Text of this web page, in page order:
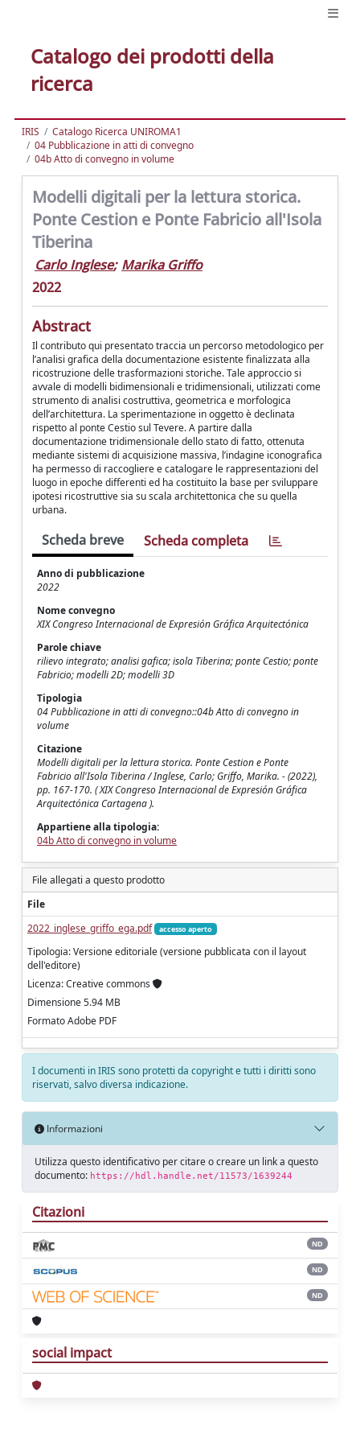
Catalogo dei prodotti della
ricerca
IRIS
Catalogo Ricerca UNIROMA1
04 Pubblicazione in atti di convegno
04b Atto di convegno in volume
Modelli digitali per la lettura storica.
Ponte Cestion e Ponte Fabricio all'Isola
Tiberina
Carlo Inglese; Marika Griffo
2022
Abstract
Il contributo qui presentato traccia un percorso metodologico per
l’analisi grafica della documentazione esistente finalizzata alla
ricostruzione delle trasformazioni storiche. Tale approccio si
avvale di modelli bidimensionali e tridimensionali, utilizzati come
strumento di analisi costruttiva, geometrica e morfologica
dell’architettura. La sperimentazione in oggetto è declinata
rispetto al ponte Cestio sul Tevere. A partire dalla
documentazione tridimensionale dello stato di fatto, ottenuta
mediante sistemi di acquisizione massiva, l’indagine iconografica
ha permesso di raccogliere e catalogare le rappresentazioni del
luogo in epoche differenti ed ha costituito la base per sviluppare
ipotesi ricostruttive sia su scala architettonica che su quella
urbana.
Scheda breve Scheda completa
Anno di pubblicazione
2022
Nome convegno
XIX Congreso Internacional de Expresión Gráfica Arquitectónica
Parole chiave
rilievo integrato; analisi gafica; isola Tiberina; ponte Cestio; ponte
Fabricio; modelli 2D; modelli 3D
Tipologia
04 Pubblicazione in atti di convegno::04b Atto di convegno in
volume
Citazione
Modelli digitali per la lettura storica. Ponte Cestion e Ponte
Fabricio all'Isola Tiberina / Inglese, Carlo; Griffo, Marika. - (2022),
pp. 167-170. ( XIX Congreso Internacional de Expresión Gráfica
Arquitectónica Cartagena ).
Appartiene alla tipologia:
04b Atto di convegno in volume
File allegati a questo prodotto
File
2022_inglese_griffo_ega.pdf
accesso aperto
Tipologia: Versione editoriale (versione pubblicata con il layout
dell'editore)
Licenza: Creative commons
Dimensione 5.94 MB
Formato Adobe PDF
I documenti in IRIS sono protetti da copyright e tutti i diritti sono
riservati, salvo diversa indicazione.
Informazioni
Utilizza questo identificativo per citare o creare un link a questo
documento: https://hdl.handle.net/11573/1639244
Citazioni
ND
ND
ND
social impact